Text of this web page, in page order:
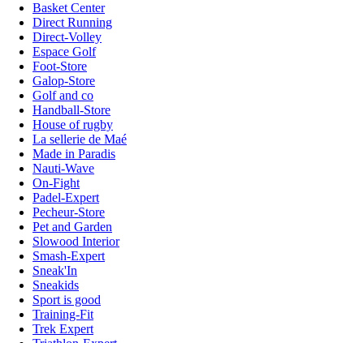
Basket Center
Direct Running
Direct-Volley
Espace Golf
Foot-Store
Galop-Store
Golf and co
Handball-Store
House of rugby
La sellerie de Maé
Made in Paradis
Nauti-Wave
On-Fight
Padel-Expert
Pecheur-Store
Pet and Garden
Slowood Interior
Smash-Expert
Sneak'In
Sneakids
Sport is good
Training-Fit
Trek Expert